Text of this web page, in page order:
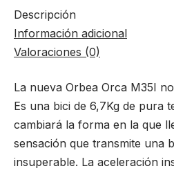
Descripción
Información adicional
Valoraciones (0)
La nueva Orbea Orca M35I
Es una bici de 6,7Kg de pura
cambiará la forma en la que
sensación que transmite una
insuperable. La aceleración